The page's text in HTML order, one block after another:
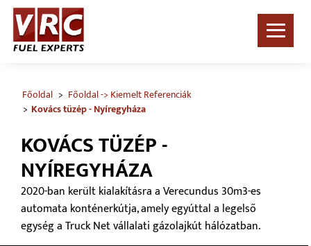
Főoldal
Főoldal -> Kiemelt Referenciák
Kovács tüzép - Nyíregyháza
KOVÁCS TÜZÉP -
NYÍREGYHÁZA
2020-ban került kialakításra a Verecundus 30m3-es
automata konténerkútja, amely egyúttal a legelső
egység a Truck Net vállalati gázolajkút hálózatban.